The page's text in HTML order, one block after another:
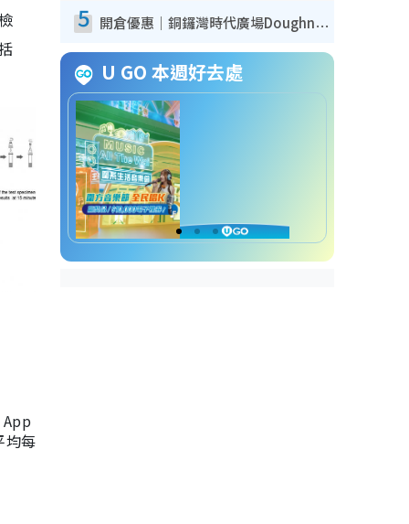
均每
5 開倉優惠｜銅鑼灣時代廣場Doughnut/Campo Marzio開倉低至1折！背囊、書包、手袋劈價$200起
U GO 本週好去處